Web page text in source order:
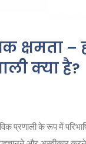
क्षमता –
क्या है?
प्रणाली के रूप में